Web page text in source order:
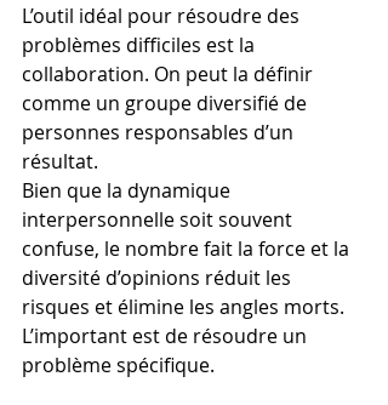
L’outil idéal pour résoudre des
problèmes difficiles est la
collaboration. On peut la définir
comme un groupe diversifié de
personnes responsables d’un
résultat.
Bien que la dynamique
interpersonnelle soit souvent
confuse, le nombre fait la force et la
diversité d’opinions réduit les
risques et élimine les angles morts.
L’important est de résoudre un
problème spécifique.